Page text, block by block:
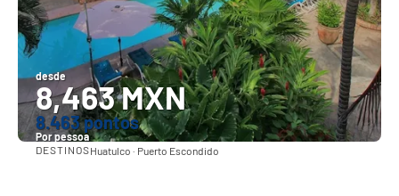
desde
8,463 MXN
8.463 pontos
Por pessoa
Vejo
DESTINOSHuatulco · Puerto Escondido